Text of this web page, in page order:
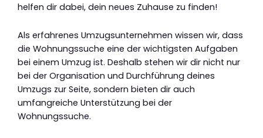
helfen dir dabei, dein neues Zuhause zu finden!
Als erfahrenes Umzugsunternehmen wissen wir, dass
die Wohnungssuche eine der wichtigsten Aufgaben
bei einem Umzug ist. Deshalb stehen wir dir nicht nur
bei der Organisation und Durchführung deines
Umzugs zur Seite, sondern bieten dir auch
umfangreiche Unterstützung bei der
Wohnungssuche.